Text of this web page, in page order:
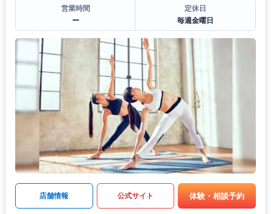
営業時間
ー
定休日
毎週金曜日
店舗情報 公式サイト 体験・相談予約